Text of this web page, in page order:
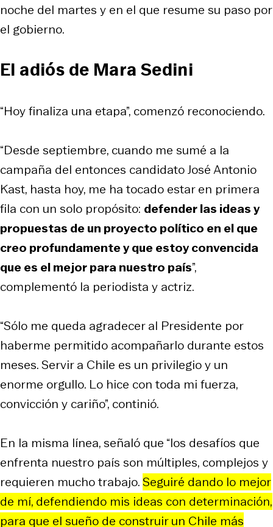
noche del martes y en el que resume su paso por
el gobierno.
El adiós de Mara Sedini
“Hoy finaliza una etapa”, comenzó reconociendo.
“Desde septiembre, cuando me sumé a la
campaña del entonces candidato José Antonio
Kast, hasta hoy, me ha tocado estar en primera
fila con un solo propósito: defender las ideas y
propuestas de un proyecto político en el que
creo profundamente y que estoy convencida
que es el mejor para nuestro país”,
complementó la periodista y actriz.
“Sólo me queda agradecer al Presidente por
haberme permitido acompañarlo durante estos
meses. Servir a Chile es un privilegio y un
enorme orgullo. Lo hice con toda mi fuerza,
convicción y cariño”, continió.
En la misma línea, señaló que “los desafíos que
enfrenta nuestro país son múltiples, complejos y
requieren mucho trabajo.Seguiré dando lo mejor
de mí, defendiendo mis ideas con determinación,
para que el sueño de construir un Chile más